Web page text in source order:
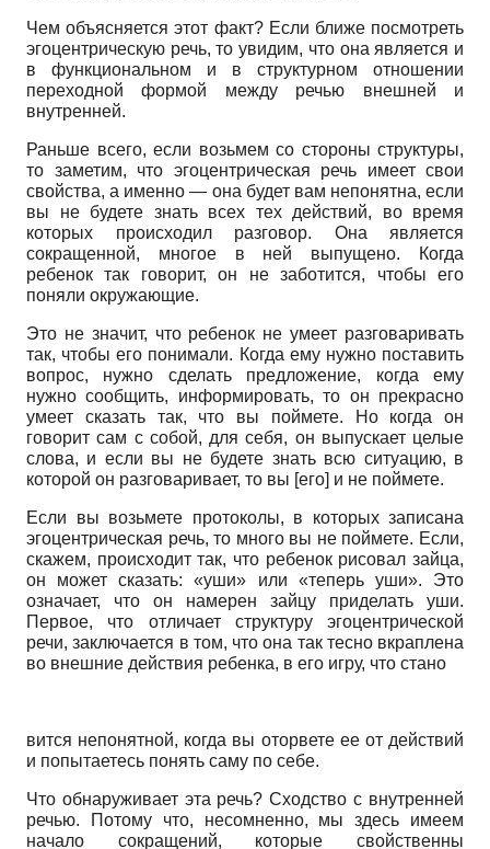
Чем объясняется этот факт? Если ближе посмотреть
эгоцентрическую речь, то увидим, что она является и
в функциональном и в структурном отношении
переходной формой между речью внешней и
внутренней.
Раньше всего, если возьмем со стороны структуры,
то заметим, что эгоцентрическая речь имеет свои
свойства, а именно— она будет вам непонятна, если
вы не будете знать всех тех действий, во время
которых происходил разговор. Она является
сокращенной, многое в ней выпущено. Когда
ребенок так говорит, он не заботится, чтобы его
поняли окружающие.
Это не значит, что ребенок не умеет разговаривать
так, чтобы его понимали. Когда ему нужно поставить
вопрос, нужно сделать предложение, когда ему
нужно сообщить, информировать, то он прекрасно
умеет сказать так, что вы поймете. Но когда он
говорит сам с собой, для себя, он выпускает целые
слова, и если вы не будете знать всю ситуацию, в
которой он разговаривает, то вы [его] и не поймете.
Если вы возьмете протоколы, в которых записана
эгоцентрическая речь, то много вы не поймете. Если,
скажем, происходит так, что ребенок рисовал зайца,
он может сказать: «уши» или «теперь уши». Это
означает, что он намерен зайцу приделать уши.
Первое, что отличает структуру эгоцентрической
речи, заключается в том, что она так тесно вкраплена
во внешние действия ребенка, в его игру, что стано­
вится непонятной, когда вы оторвете ее от действий
и попытаетесь понять саму по себе.
Что обнаруживает эта речь? Сходство с внутренней
речью. Потому что, несомненно, мы здесь имеем
начало сокращений, которые свойственны